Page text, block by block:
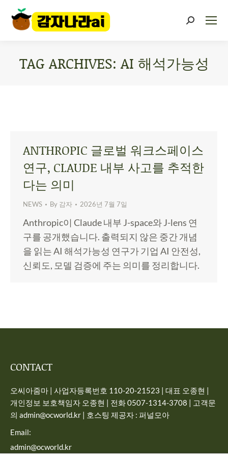
TAG ARCHIVES: AI 해석가능성
ANTHROPIC 글로벌 워크스페이스
연구, CLAUDE 내부 사고를 추적한
다는 의미
NEWS By 감자 2026년 7월 7일
Anthropic이 Claude 내부 J-space와 J-lens 연
구를 공개했습니다. 출력되지 않은 중간 개념
을 읽는 AI 해석가능성 연구가 기업 AI 안전성,
신뢰도, 모델 검증에 주는 의미를 정리합니다.
CONTACT
오씨아줌마 | 사업자등록번호 110-20-21523 | 대표 오종현 |
개인정보 보호책임자 오종현 | 전화 0507-1314-3708 | 고객문
의 admin@ocworld.kr | 호스팅 제공자 : 퍼널모아
Email:
admin@ocworld.kr